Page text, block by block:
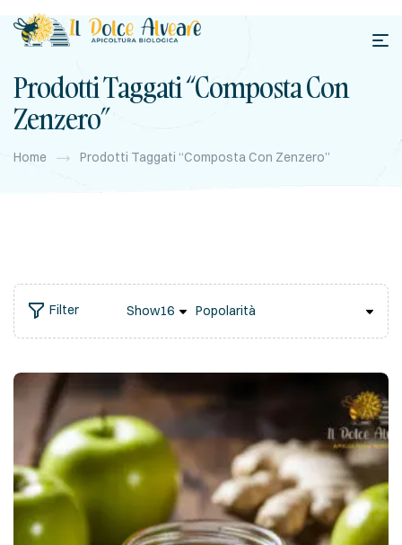
Prodotti Taggati “composta Con
Zenzero”
Home Prodotti Taggati “composta Con Zenzero”
Filter Show